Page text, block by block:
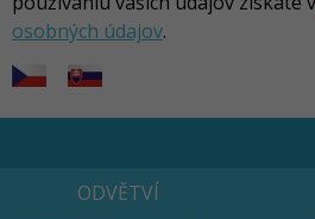
osobných údajov.
ODVĚTVÍ